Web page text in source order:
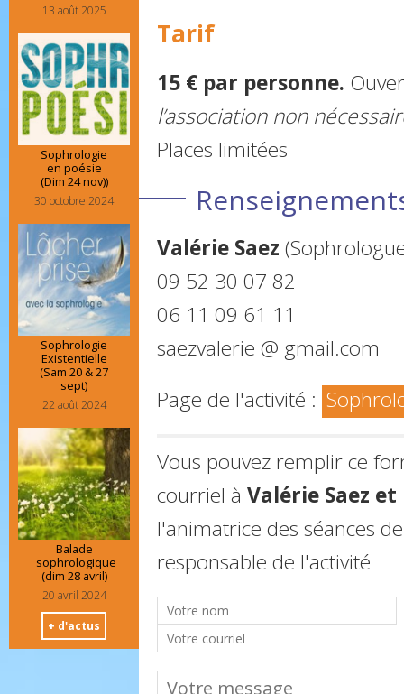
Tarif
15 € par personne.
l’association non
Places limitées
Valérie Saez
09 52 30 07 82
06 11 09 61 11
saezvalerie @ gmail.com
Page de l'activité :
Vous pouvez remplir ce
courriel à Valérie Saez
l'animatrice des séances
responsable de l'activité
13 août 2025
Sophrologie
en poésie
(Dim 24 nov))
30 octobre 2024
Sophrologie
Existentielle
(Sam 20 & 27
sept)
22 août 2024
Balade
sophrologique
(dim 28 avril)
20 avril 2024
+ d'actus